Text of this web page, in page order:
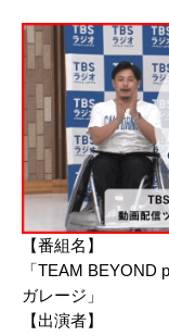
【番組名】
「TEAM
ガレージ」
【出演者】